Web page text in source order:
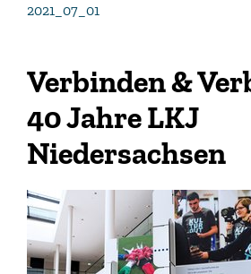
2021_07_01
Verbinden &
40 Jahre LKJ
Niedersachsen